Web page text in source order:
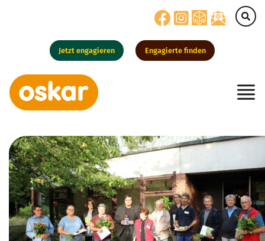
Jetzt engagieren Engagierte finden
Hauptnavigation